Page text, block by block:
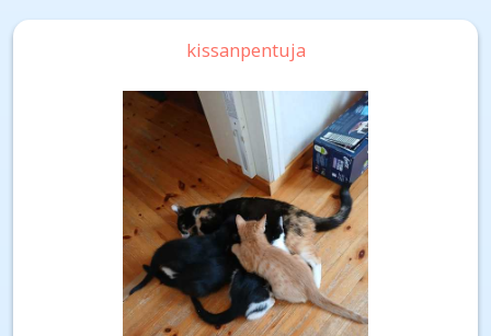
kissanpentuja